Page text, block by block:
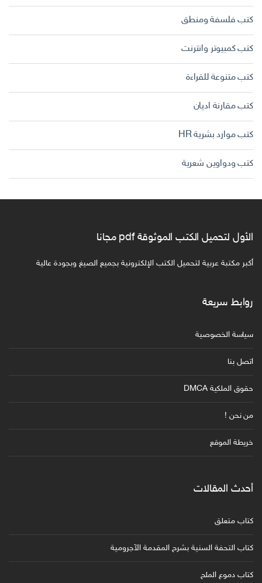
كتب فلسفة ومنطق
كتب كمبيوتر وانترنت
كتب متنوعة للقراءة
كتب مقارنة اديان
كتب موارد بشرية HR
كتب ودواوين شعرية
الأول لتحميل الكتب الموثوقة pdf مجانا
أكبر مكتبة عربية لتحميل الكتب الإلكترونية بجميع الصيغ وبجودة عالية
روابط سريعة
سياسة الخصوصية
اتصل بنا
حقوق الملكية DMCA
من نحن !
خريطة الموقع
أحدث المقالات
كتاب متعلق
كتاب التحفة السنية بشرح المقدمة الآجرومية
كتاب دموع الملح